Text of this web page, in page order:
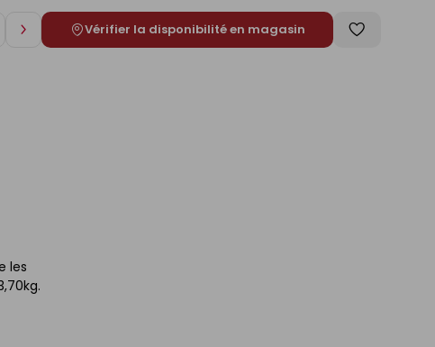
AugmenterVérifier la disponibilité en magasin
Enregistrer
les